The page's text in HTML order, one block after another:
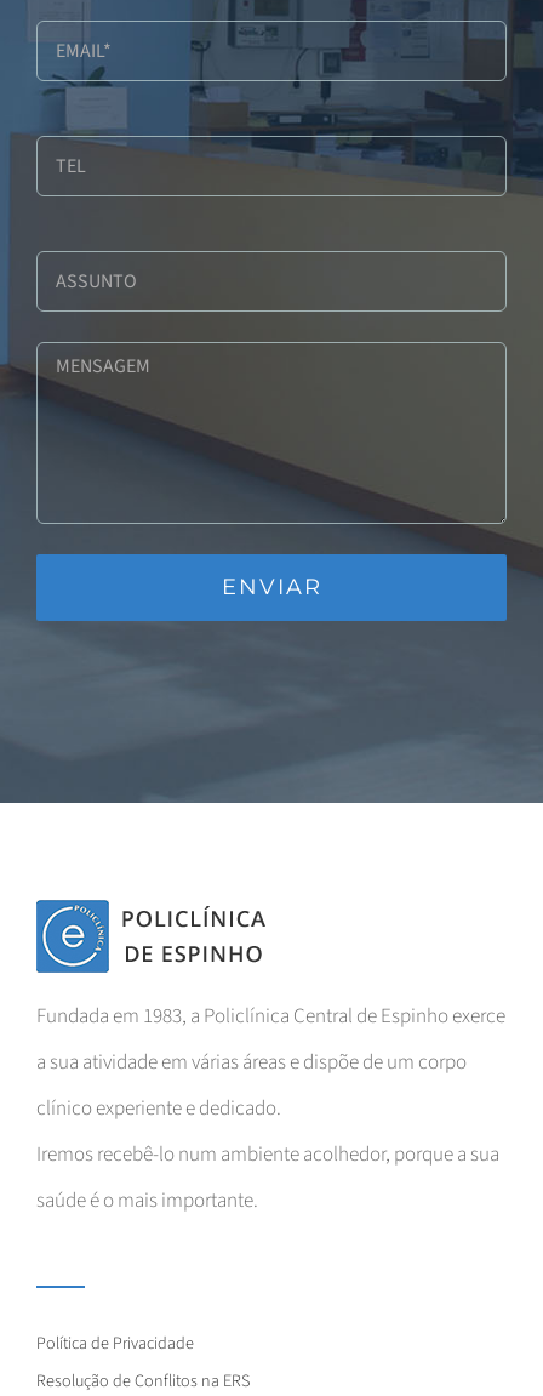
Fundada em 1983, a Policlínica Central de Espinho exerce
a sua atividade em várias áreas e dispõe de um corpo
clínico experiente e dedicado.
Iremos recebê-lo num ambiente acolhedor, porque a sua
saúde é o mais importante.
Política de Privacidade
Resolução de Conflitos na ERS